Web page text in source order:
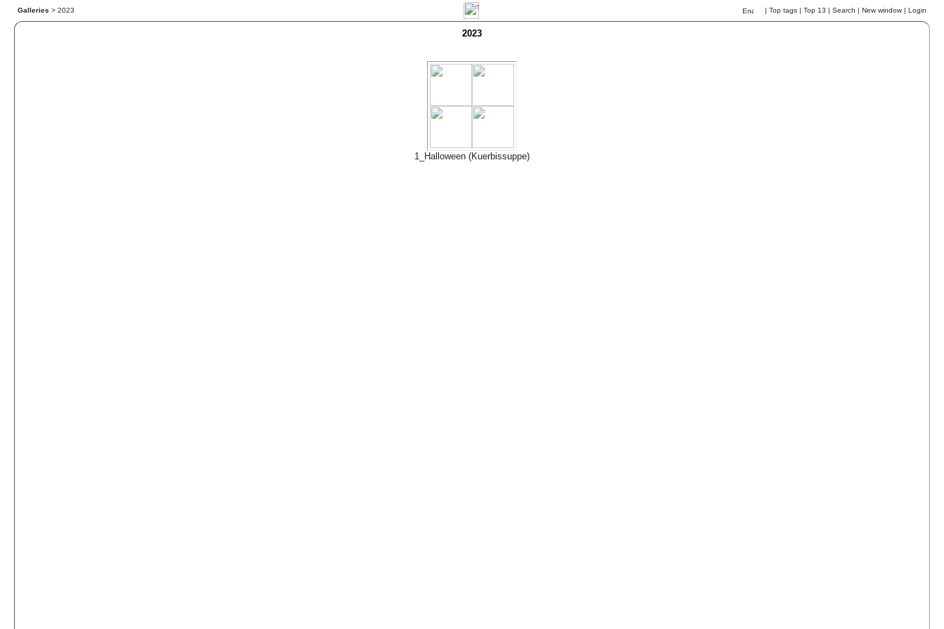
Galleries > 2023 | Top tags | Top 13 | Search | New window | Login
2023
1_Halloween (Kuerbissuppe)